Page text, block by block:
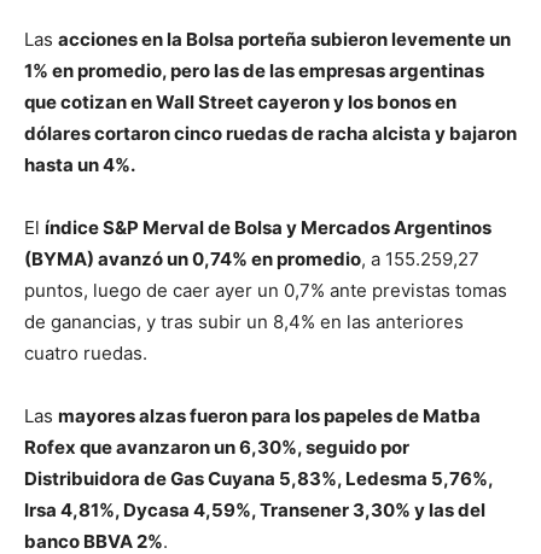
Las acciones en la Bolsa porteña subieron levemente un
1% en promedio, pero las de las empresas argentinas
que cotizan en Wall Street cayeron y los bonos en
dólares cortaron cinco ruedas de racha alcista y bajaron
hasta un 4%.
El índice S&P Merval de Bolsa y Mercados Argentinos
(BYMA) avanzó un 0,74% en promedio, a 155.259,27
puntos, luego de caer ayer un 0,7% ante previstas tomas
de ganancias, y tras subir un 8,4% en las anteriores
cuatro ruedas.
Las mayores alzas fueron para los papeles de Matba
Rofex que avanzaron un 6,30%, seguido por
Distribuidora de Gas Cuyana 5,83%, Ledesma 5,76%,
Irsa 4,81%, Dycasa 4,59%, Transener 3,30% y las del
banco BBVA 2%.